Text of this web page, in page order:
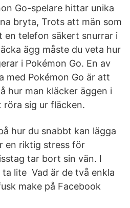
Go-spelare hittar unika
bryta, Trots att män som
en telefon säkert snurrar i
ägg måste du veta hur
i Pokémon Go. En av
med Pokémon Go är att
hur man kläcker äggen i
röra sig ur fläcken.
hur du snabbt kan lägga
en riktig stress för
tar bort sin vän. I
lite Vad är de två enkla
make på Facebook